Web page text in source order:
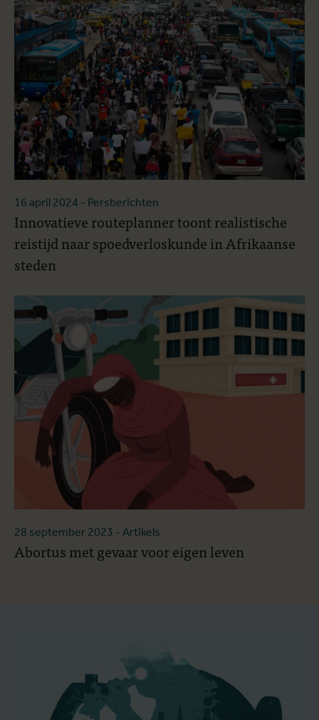
16 april 2024 - Persberichten
Innovatieve routeplanner toont realistische
reistijd naar spoedverloskunde in Afrikaanse
steden
28 september 2023 - Artikels
Abortus met gevaar voor eigen leven